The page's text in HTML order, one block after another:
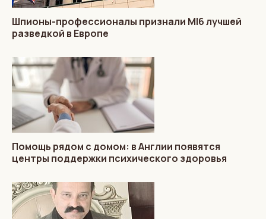
Шпионы-профессионалы признали MI6 лучшей
разведкой в Европе
Помощь рядом с домом: в Англии появятся
центры поддержки психического здоровья